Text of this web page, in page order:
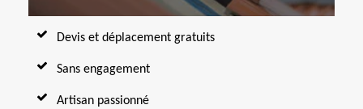
Devis et déplacement gratuits
Sans engagement
Artisan passionné